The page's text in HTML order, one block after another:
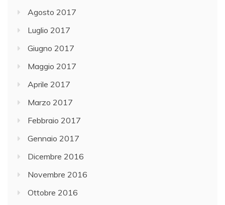
Agosto 2017
Luglio 2017
Giugno 2017
Maggio 2017
Aprile 2017
Marzo 2017
Febbraio 2017
Gennaio 2017
Dicembre 2016
Novembre 2016
Ottobre 2016